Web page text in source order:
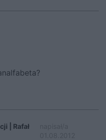
| Rafał